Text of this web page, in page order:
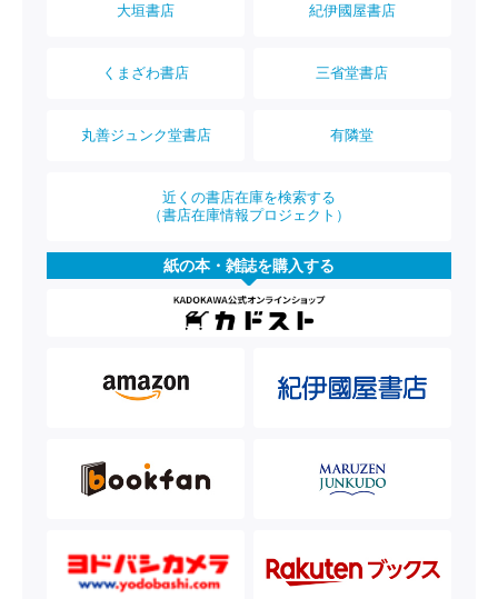
大垣書店 紀伊國屋書店
くまざわ書店 三省堂書店
丸善ジュンク堂書店 有隣堂
近くの書店在庫を検索する
（書店在庫情報プロジェクト）
紙の本・雑誌を購入する